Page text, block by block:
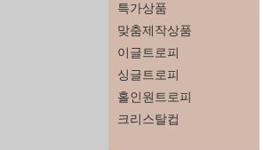
특가상품
맞춤제작상품
이글트로피
싱글트로피
홀인원트로피
크리스탈컵